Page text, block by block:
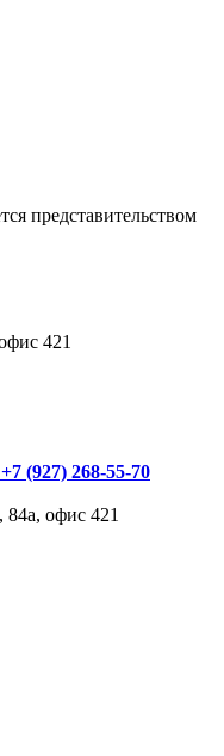
представительством
421
+7 (927) 268-55-70
84а, офис 421